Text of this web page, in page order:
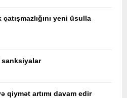
yeni üsulla
sanksiyalar
qiymət artımı davam edir